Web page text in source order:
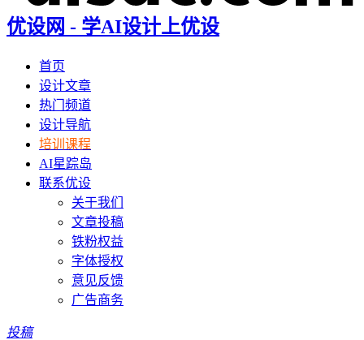
优设网 - 学AI设计上优设
首页
设计文章
热门频道
设计导航
培训课程
AI星踪岛
联系优设
关于我们
文章投稿
铁粉权益
字体授权
意见反馈
广告商务
投稿